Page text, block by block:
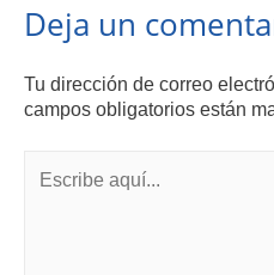
Deja un
Tu dirección de correo
campos obligatorios están